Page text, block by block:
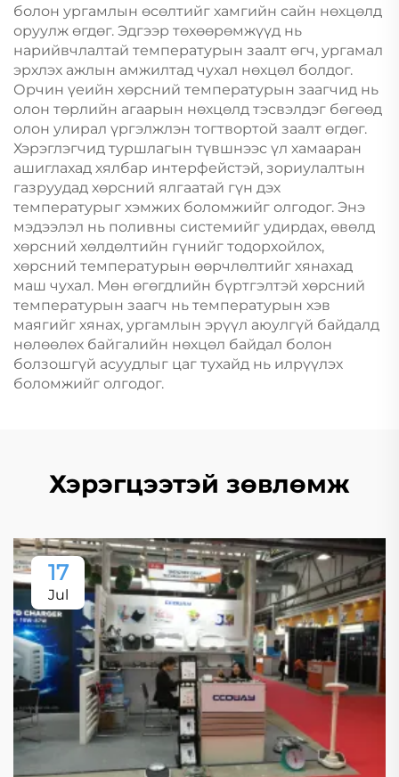
болон ургамлын өсөлтийг хамгийн сайн нөхцөлд
оруулж өгдөг. Эдгээр төхөөрөмжүүд нь
нарийвчлалтай температурын заалт өгч, ургамал
эрхлэх ажлын амжилтад чухал нөхцөл болдог.
Орчин үеийн хөрсний температурын заагчид нь
олон төрлийн агаарын нөхцөлд тэсвэлдэг бөгөөд
олон улирал үргэлжлэн тогтвортой заалт өгдөг.
Хэрэглэгчид туршлагын түвшнээс үл хамааран
ашиглахад хялбар интерфейстэй, зориулалтын
газруудад хөрсний ялгаатай гүн дэх
температурыг хэмжих боломжийг олгодог. Энэ
мэдээлэл нь поливны системийг удирдах, өвөлд
хөрсний хөлдөлтийн гүнийг тодорхойлох,
хөрсний температурын өөрчлөлтийг хянахад
маш чухал. Мөн өгөгдлийн бүртгэлтэй хөрсний
температурын заагч нь температурын хэв
маягийг хянах, ургамлын эрүүл аюулгүй байдалд
нөлөөлөх байгалийн нөхцөл байдал болон
болзошгүй асуудлыг цаг тухайд нь илрүүлэх
боломжийг олгодог.
Хэрэгцээтэй зөвлөмж
17
Jul